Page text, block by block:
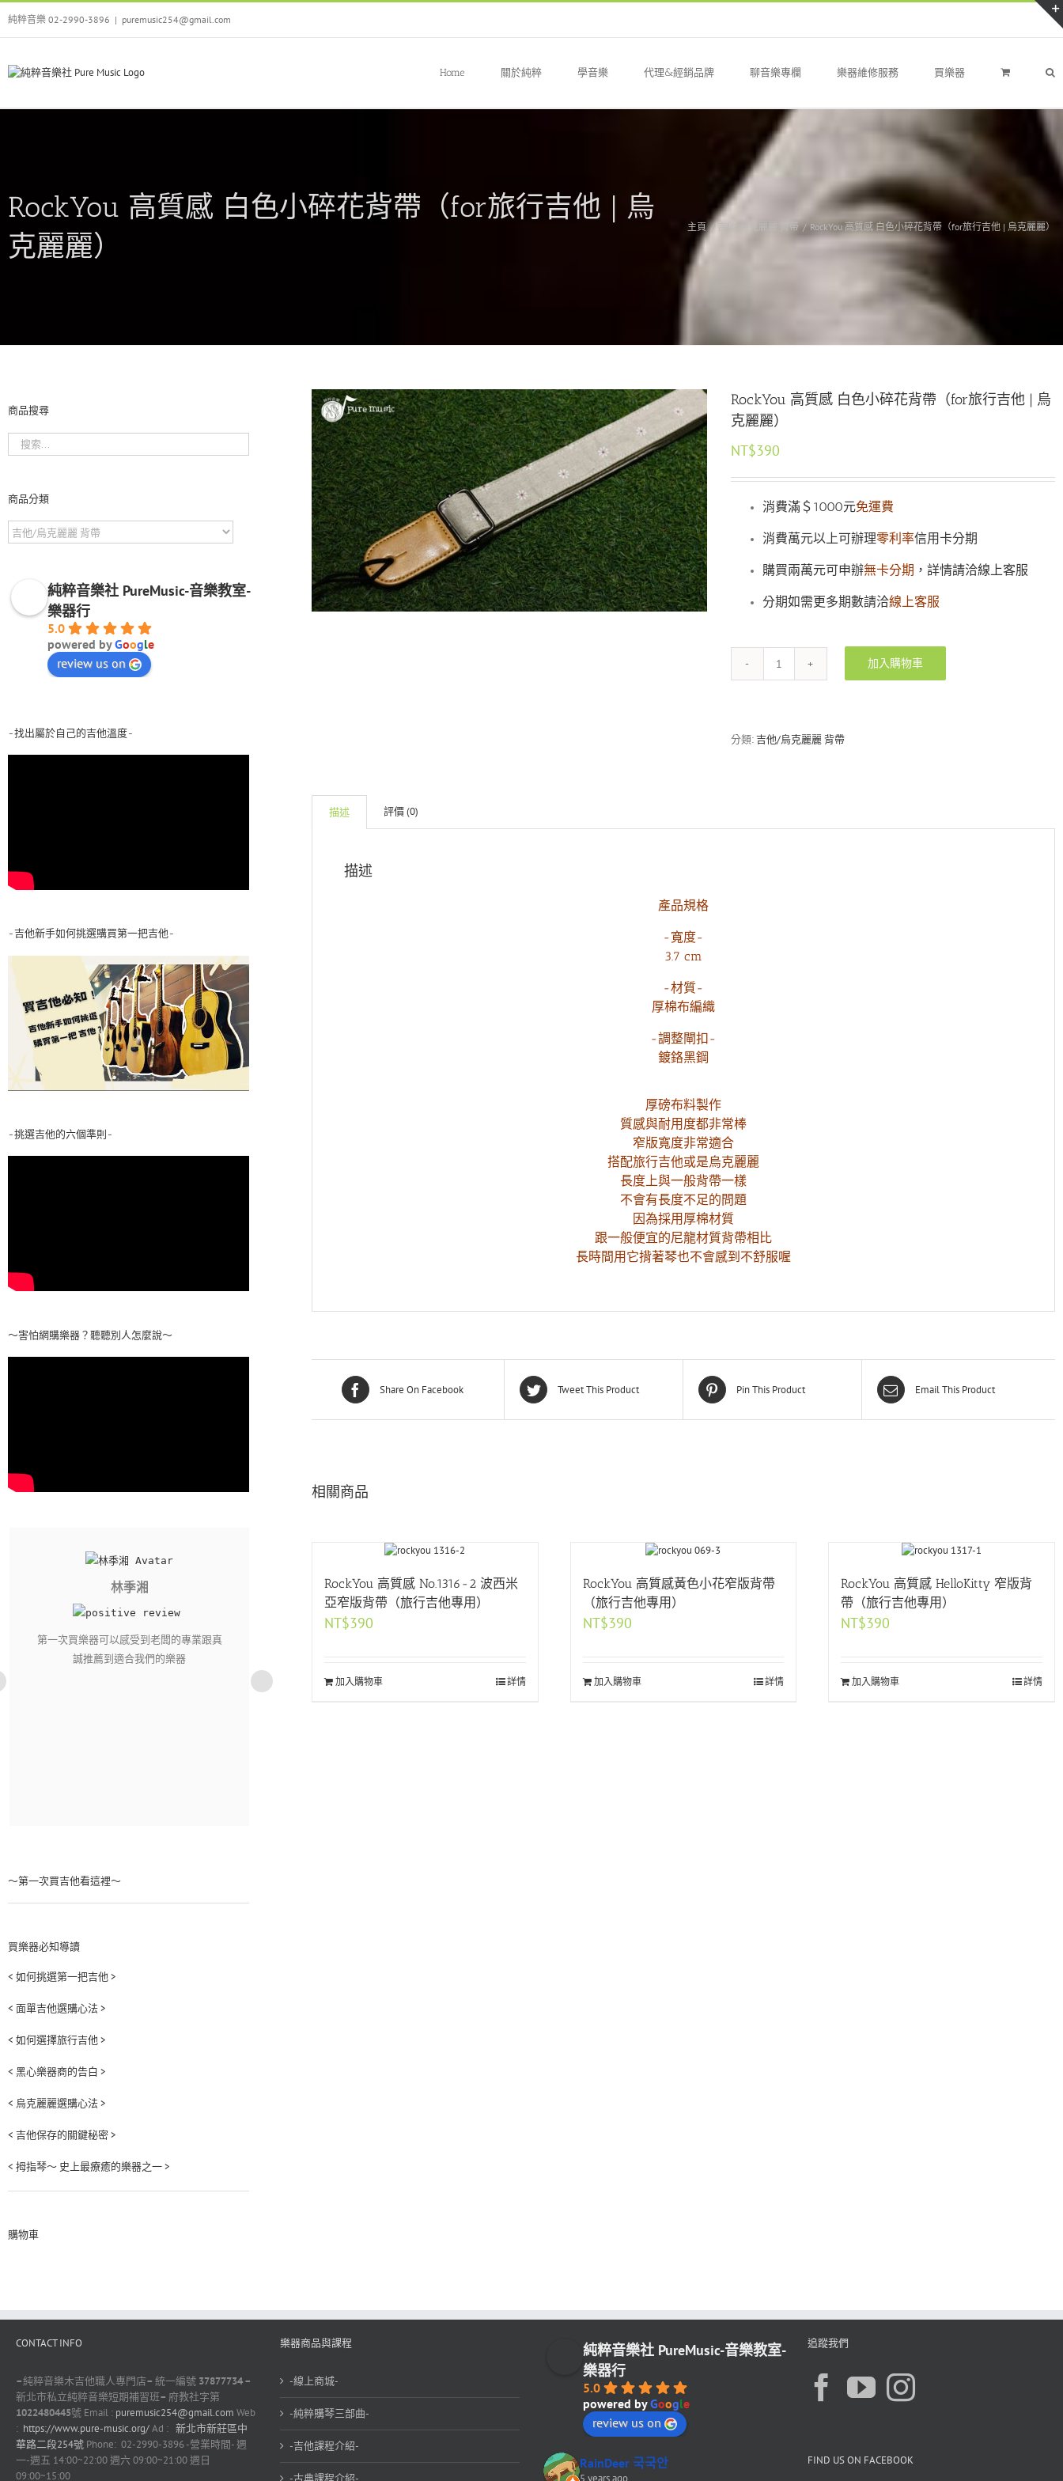
Skip
content
純粹音樂 02-2990-3896 | puremusic254@gmail.com
Home 關於純粹 學音樂 代理&經銷品牌 聊音樂專欄 樂器維修服務 買樂器
RockYou 高質感 白色小碎花背帶（for旅行吉他 | 烏
克麗麗）
主頁 / 吉他/烏克麗麗 背帶 / RockYou 高質感 白色小碎花背帶（for旅行吉他 | 烏克麗麗）
RockYou 高質感 白色小碎花背帶（for旅行吉他 | 烏
克麗麗）
NT$390
消費滿＄1000元免運費
消費萬元以上可辦理零利率信用卡分期
購買兩萬元可申辦無卡分期 ，詳情請洽線上客服
分期如需更多期數請洽線上客服
RockYou
白
帶
加入購物車
分類:吉他/烏克麗麗 背帶
描述 評價 (0)
描述
產品規格
-寬度-
3.7 cm
-材質-
厚棉布編織
-調整閘扣-
鍍鉻黑鋼
厚磅布料製作
質感與耐用度都非常棒
窄版寬度非常適合
搭配旅行吉他或是烏克麗麗
長度上與一般背帶一樣
不會有長度不足的問題
因為採用厚棉材質
跟一般便宜的尼龍材質背帶相比
長時間用它揹著琴也不會感到不舒服喔
Share On Facebook Tweet This Product Pin This Product Email This Product
相關商品
RockYou 高質感 No.1316-2 波西米
亞窄版背帶（旅行吉他專用）
NT$390
加入購物車 詳情
RockYou 高質感黃色小花窄版背帶
（旅行吉他專用）
NT$390
加入購物車 詳情
RockYou 高質感 HelloKitty 窄版背
帶（旅行吉他專用）
NT$390
加入購物車 詳情
商品搜尋
商品分類
純粹音樂社 PureMusic-音樂教室-
樂器行
5.0
powered byGoogle
review us on
-找出屬於自己的吉他溫度-
-吉他新手如何挑選購買第一把吉他-
-挑選吉他的六個準則-
～害怕網購樂器？聽聽別人怎麼說～
林季湘
第一次買樂器可以感受到老闆的專業跟真
誠推薦到適合我們的樂器
簡琪 李巧雲 Gloria Hsu
～第一次買吉他看這裡～
買樂器必知導讀
< 如何挑選第一把吉他 >
< 面單吉他選購心法 >
< 如何選擇旅行吉他 >
< 黑心樂器商的告白 >
< 烏克麗麗選購心法 >
< 吉他保存的關鍵秘密 >
< 拇指琴～ 史上最療癒的樂器之一 >
購物車
CONTACT INFO
–純粹音樂木吉他職人專門店– 統一編號 37877734 –
新北市私立純粹音樂短期補習班– 府教社字第
1022480445號 Email : puremusic254@gmail.com Web
: https://www.pure-music.org/Ad : 新北市新莊區中
華路二段254號 Phone: 02-2990-3896 -營業時間- 週
一-週五 14:00~22:00 週六 09:00~21:00 週日
09:00~15:00
樂器商品與課程
-線上商城-
-純粹購琴三部曲-
-吉他課程介紹-
-古典課程介紹-
純粹音樂社 PureMusic-音樂教室-
樂器行
5.0
powered byGoogle
review us on
RainDeer 국국안
5 years ago
追蹤我們
FIND US ON FACEBOOK